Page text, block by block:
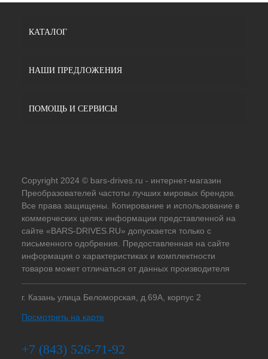
КАТАЛОГ
НАШИ ПРЕДЛОЖЕНИЯ
ПОМОЩЬ И СЕРВИСЫ
Copyright 2024 © bars-drives.ru - интернет-магазин
Преобразователей частоты лучших мировых брендов.
Все права защищены. Копирование и использование в
коммерческих целях информации представленной на
сайте «BARS-DRIVES.RU» допускается только с
письменного одобрения. Предоставленная на сайте
информация о характеристиках и комплектности
товаров может отличаться от данных производителя
г. Казань улица Беломорская, д.69А, корпус 2
Посмотреть на карте
+7 (843) 526-71-92